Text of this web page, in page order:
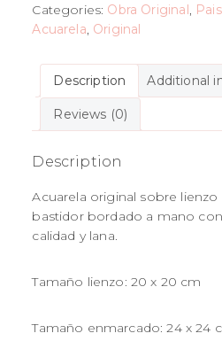
Categories: Obra Original,
Acuarela, Original
Description Additional
Reviews (0)
Description
Acuarela original sobre
bastidor bordado a mano
calidad y lana.
Tamaño lienzo: 20 x 20 cm
Tamaño enmarcado: 24 x 24